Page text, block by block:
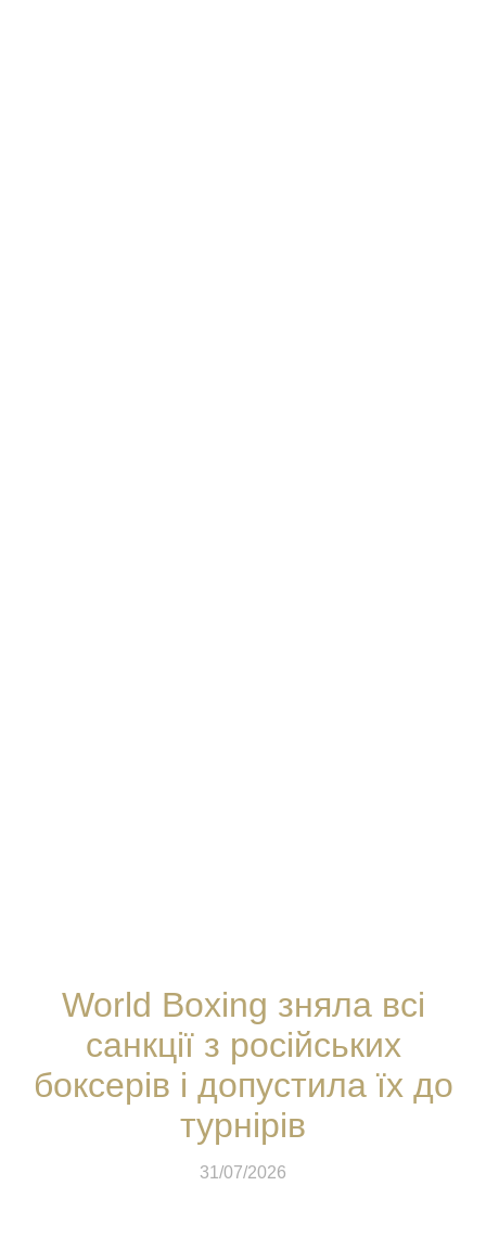
World Boxing зняла всі
санкції з російських
боксерів і допустила їх до
турнірів
31/07/2026